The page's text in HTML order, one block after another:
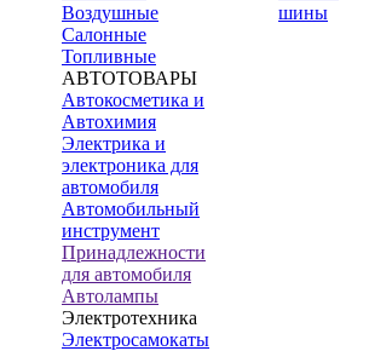
Воздушные
Салонные
Топливные
АВТОТОВАРЫ
Автокосметика и
Автохимия
Электрика и
электроника для
автомобиля
Автомобильный
инструмент
Принадлежности
для автомобиля
Автолампы
Электротехника
Электросамокаты
шины